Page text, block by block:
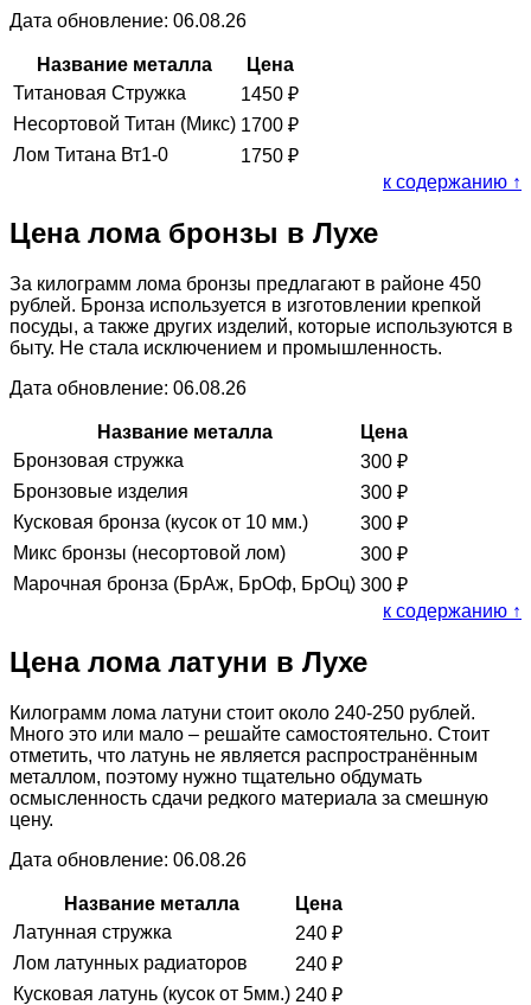
Дата обновление: 06.08.26
Название металла
Цена
Титановая Стружка
1450 ₽
Несортовой Титан (Микс) 1700 ₽
Лом Титана Вт1-0
1750 ₽
к содержанию ↑
Цена лома бронзы в Лухе
За килограмм лома бронзы предлагают в районе 450
рублей. Бронза используется в изготовлении крепкой
посуды, а также других изделий, которые используются в
быту. Не стала исключением и промышленность.
Дата обновление: 06.08.26
Название металла
Цена
Бронзовая стружка
300 ₽
Бронзовые изделия
300 ₽
Кусковая бронза (кусок от 10 мм.)
300 ₽
Микс бронзы (несортовой лом)
300 ₽
Марочная бронза (БрАж, БрОф, БрОц) 300 ₽
к содержанию ↑
Цена лома латуни в Лухе
Килограмм лома латуни стоит около 240-250 рублей.
Много это или мало – решайте самостоятельно. Стоит
отметить, что латунь не является распространённым
металлом, поэтому нужно тщательно обдумать
осмысленность сдачи редкого материала за смешную
цену.
Дата обновление: 06.08.26
Название металла
Цена
Латунная стружка
240 ₽
Лом латунных радиаторов
240 ₽
Кусковая латунь (кусок от 5мм.) 240 ₽